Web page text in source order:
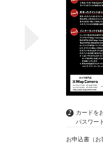
カードを
パスワー
お申込書（お